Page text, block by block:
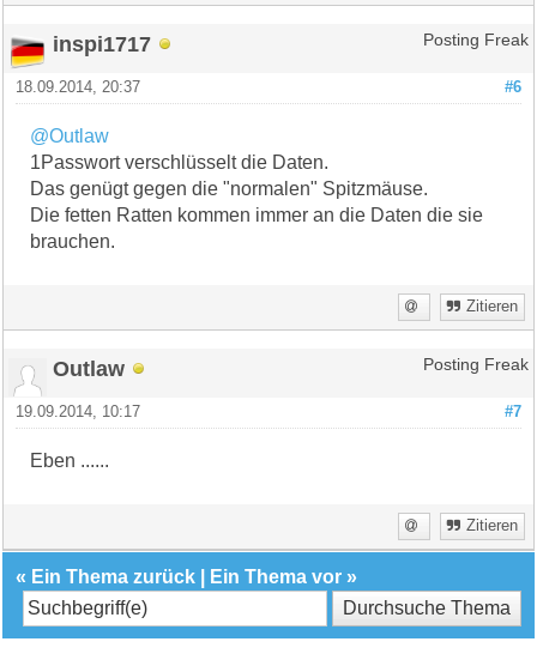
inspi1717 Posting Freak
#6
18.09.2014, 20:37
@Outlaw
1Passwort verschlüsselt die Daten.
Das genügt gegen die "normalen" Spitzmäuse.
Die fetten Ratten kommen immer an die Daten die sie
brauchen.
Zitieren
Outlaw Posting Freak
#7
19.09.2014, 10:17
Eben ......
Zitieren
« Ein Thema zurück Ein Thema vor »